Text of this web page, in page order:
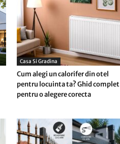
Casa Si Gradina
Cum alegi un calorifer din otel
pentru locuinta ta? Ghid complet
pentru o alegere corecta